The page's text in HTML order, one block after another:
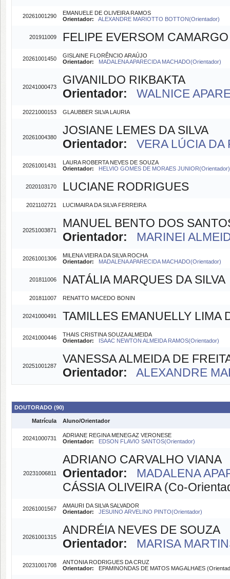
20261001290
EMANUELE DE OLIVEIRA RAMOS
Orientador:
ALEXANDRE MARIOTTO BOTTON(Orientador)
201911009 FELIPE EVERSOM
20261001450
GISLAINE FLORÊNCIO ARAÚJO
Orientador:
MADALENA APARECIDA MACHADO(Orientador)
20241000473
GIVANILDO RIKBAKTA
Orientador:
WALNICE
20221000153 GLAUBBER SILVA LAURIA
20261004380
JOSIANE LEMES DA SILVA
Orientador:
VERA LÚCIA
20261001431
LAURA ROBERTA NEVES DE SOUZA
Orientador:
HELVIO GOMES DE MORAES JUNIOR(Orientador)
2020103170 LUCIANE RODRIGUES
2021102721 LUCIMAIRA DA SILVA FERREIRA
20251003871
MANUEL BENTO DOS
Orientador:
MARINEI
20261001306
MILENA VIEIRA DA SILVA ROCHA
Orientador:
MADALENA APARECIDA MACHADO(Orientador)
201811006 NATÁLIA MARQUES DA SILVA
201811007 RENATTO MACEDO BONIN
20241000491 TAMILLES EMANUELLY LIMA
20241000446
THAIS CRISTINA SOUZA ALMEIDA
Orientador:
ISAAC NEWTON ALMEIDA RAMOS(Orientador)
20251001287
VANESSA ALMEIDA DE
Orientador:
ALEXANDRE
DOUTORADO (90)
Matrícula Aluno/Orientador
20241000731
ADRIANE REGINA MENEGAZ VERONESE
Orientador:
EDSON FLAVIO SANTOS(Orientador)
20231006811
ADRIANO CARVALHO VIANA
Orientador:
MADALENA
CÁSSIA OLIVEIRA (Co-
20261001567
AMAURI DA SILVA SALVADOR
Orientador:
JESUINO ARVELINO PINTO(Orientador)
20261001315
ANDRÉIA NEVES DE SOUZA
Orientador:
MARISA
20231001708
ANTONIA RODRIGUES DA CRUZ
Orientador: EPAMINONDAS DE MATOS MAGALHAES